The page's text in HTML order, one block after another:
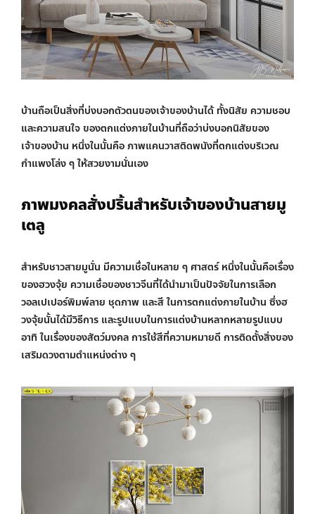
บ้านถือเป็นสิ่งที่บ่งบอกตัวตนของเจ้าของบ้านได้ ทั้งนิสัย ความชอบ
และความสนใจ ของตกแต่งภายในบ้านที่ถือว่าบ่งบอกนิสัยของ
เจ้าของบ้าน หนึ่งในนั้นคือ ภาพแคนวาสติดพนังที่ตกแต่งบริเวณ
กำแพงโล่ง ๆ ให้สวยงามนั่นเอง
ภาพมงคลสั่งปริ้นสำหรับเจ้าของบ้านสายมู
เตลู
สำหรับชาวสายมูนั่น มีความเชื่อในหลาย ๆ ศาสตร์ หนึ่งในนั้นคือเรื่อง
ของฮวงจุ้ย ความเชื่อของชาวจีนที่ได้นำมาเป็นปัจจัยในการเลือก
วอลเปเปอร์พิมพ์ลาย ชุดภาพ และสี ในการตกแต่งภายในบ้าน ซึ่งฮ
วงจุ้ยนั้นได้มีวิธีการ และรูปแบบในการแต่งบ้านหลากหลายรูปแบบ
อาทิ ในเรื่องของสัตว์มงคล การใช้สีที่ความหมายดี การติดตั้งสิ่งของ
เสริมดวงตามตำแหน่งต่าง ๆ